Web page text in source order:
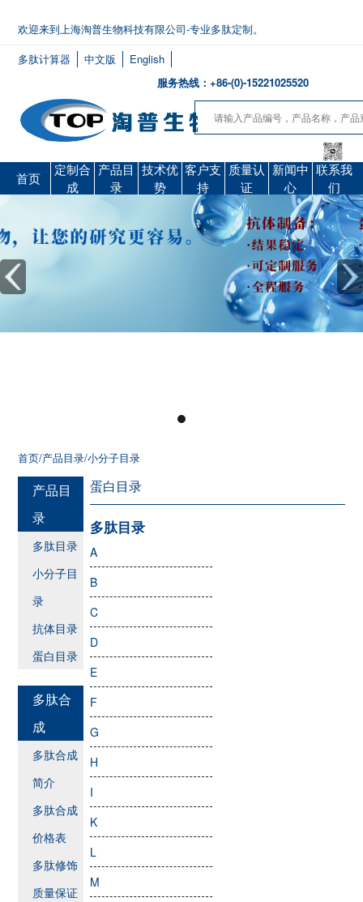
欢迎来到上海淘普生物科技有限公司-专业多肽定制。
多肽计算器
中文版
English
服务热线：+86-(0)-15221025520
首页
定制合
成
产品目
录
技术优
势
客户支
持
质量认
证
新闻中
心
联系我
们
首页/产品目录/小分子目录
产品目
录
多肽目录
小分子目
录
抗体目录
蛋白目录
多肽合
成
多肽合成
简介
多肽合成
价格表
多肽修饰
质量保证
蛋白目录
多肽目录
A
B
C
D
E
F
G
H
I
K
L
M